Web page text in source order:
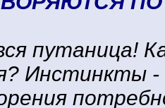
путаница!
Инстинкты -